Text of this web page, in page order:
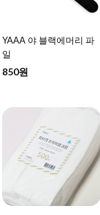
YAAA 야 블랙에머리 파
일
850원